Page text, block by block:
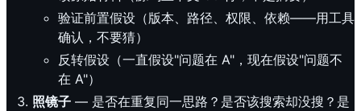
验证前置假设（版本、路径、权限、依赖——用工具
确认，不要猜）
反转假设（一直假设"问题在 A"，现在假设"问题不
在 A"）
照镜子 — 是否在重复同一思路？是否该搜索却没搜？是